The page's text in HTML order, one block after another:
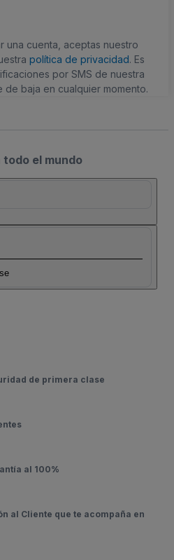
una cuenta, aceptas nuestro
política de privacidad. Es
por SMS de nuestra
baja en cualquier momento.
el mundo
de primera clase
al 100%
al Cliente que te acompaña en